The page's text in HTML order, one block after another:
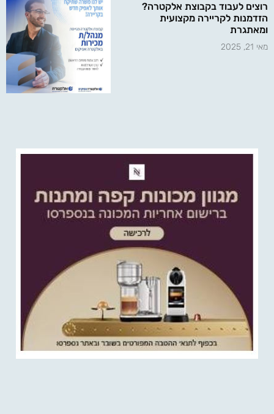
רוצים לעבוד בקבוצת אלקטרה?
הזדמנות לקריירה מקצועית
ומאתגרת
מאי 21, 2025